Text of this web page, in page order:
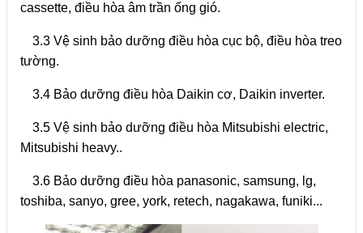
cassette, điều hòa âm trần ống gió.
3.3 Vệ sinh bảo dưỡng điều hòa cục bộ, điều hòa treo
tường.
3.4 Bảo dưỡng điều hòa Daikin cơ, Daikin inverter.
3.5 Vệ sinh bảo dưỡng điều hòa Mitsubishi electric,
Mitsubishi heavy..
3.6 Bảo dưỡng điều hòa panasonic, samsung, lg,
toshiba, sanyo, gree, york, retech, nagakawa, funiki...